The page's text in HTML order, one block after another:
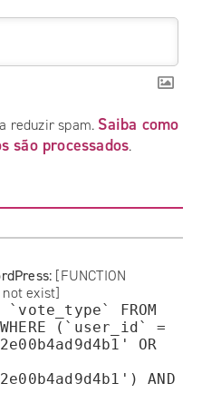
reduzir spam. Saiba como
são processados.
[FUNCTION
not exist]
`vote_type` FROM
(`user_id` =
OR
AND